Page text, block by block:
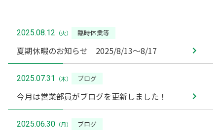
2025.08.12 （火） 臨時休業等
夏期休暇のお知らせ 2025/8/13～8/17
2025.07.31 （木） ブログ
今月は営業部員がブログを更新しました！
2025.06.30（月） ブログ